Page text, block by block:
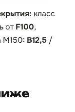
класс
отF100,
М150: B12,5 /